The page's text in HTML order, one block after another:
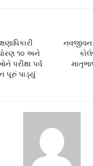
૧૦ અને
પરીક્ષા પર્વ
પૂરું પાડ્યું
નવજીવન